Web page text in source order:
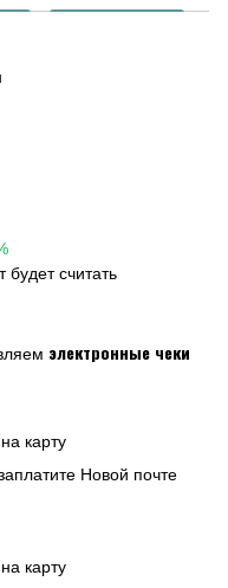
будет считать
электронные чеки
карту
Новой почте
карту